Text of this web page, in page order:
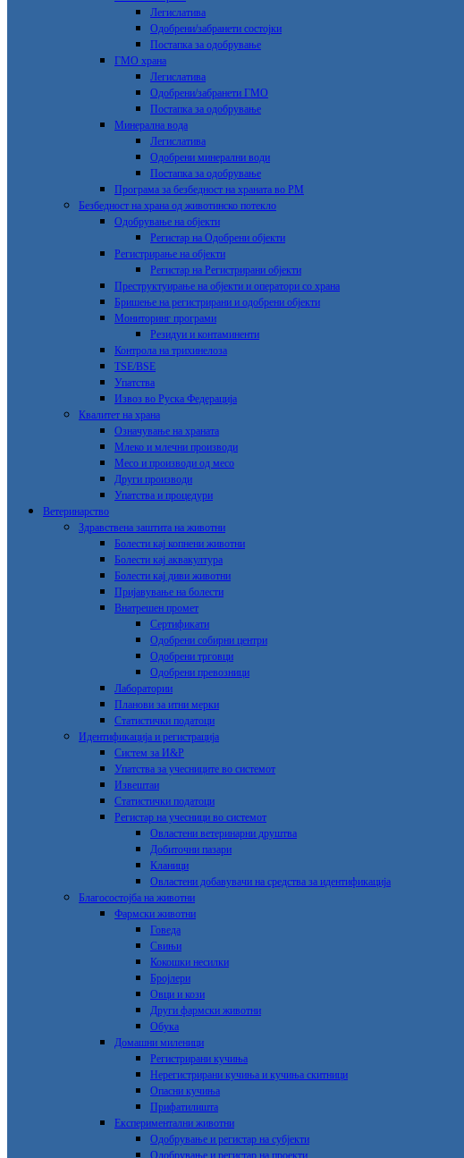
Легислатива
Одобрени/забранети состојки
Постапка за одобрување
ГМО храна
Легислатива
Одобрени/забранети ГМО
Постапка за одобрување
Минерална вода
Легислатива
Одобрени минерални води
Постапка за одобрување
Програма за безбедност на храната во РМ
Безбедност на храна од животинско потекло
Одобрување на објекти
Регистар на Одобрени објекти
Регистрирање на објекти
Регистар на Регистрирани објекти
Преструктуирање на објекти и оператори со храна
Бришење на регистрирани и одобрени објекти
Мониторинг програми
Резидуи и контаминенти
Контрола на трихинелоза
TSE/BSE
Упатства
Извоз во Руска Федерација
Квалитет на храна
Означување на храната
Млеко и млечни производи
Месо и производи од месо
Други производи
Упатства и процедури
Ветеринарство
Здравствена заштита на животни
Болести кај копнени животни
Болести кај аквакултура
Болести кај диви животни
Пријавување на болести
Внатрешен промет
Сертификати
Одобрени собирни центри
Одобрени трговци
Одобрени превозници
Лаборатории
Планови за итни мерки
Статистички податоци
Идентификација и регистрација
Систем за И&Р
Упатства за учесниците во системот
Извештаи
Статистички податоци
Регистар на учесници во системот
Овластени ветеринарни друштва
Добиточни пазари
Кланици
Овластени добавувачи на средства за идентификација
Благосостојба на животни
Фармски животни
Говеда
Свињи
Кокошки несилки
Бројлери
Овци и кози
Други фармски животни
Обука
Домашни миленици
Регистрирани кучиња
Нерегистрирани кучиња и кучиња скитници
Опасни кучиња
Прифатилишта
Експериментални животни
Одобрување и регистар на субјекти
Одобрување и регистар на проекти